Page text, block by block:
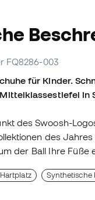
FQ8286-003
für Kinder.
in
des Swoosh-
des Jahres
der Ball Ihre Füße
Synthetische